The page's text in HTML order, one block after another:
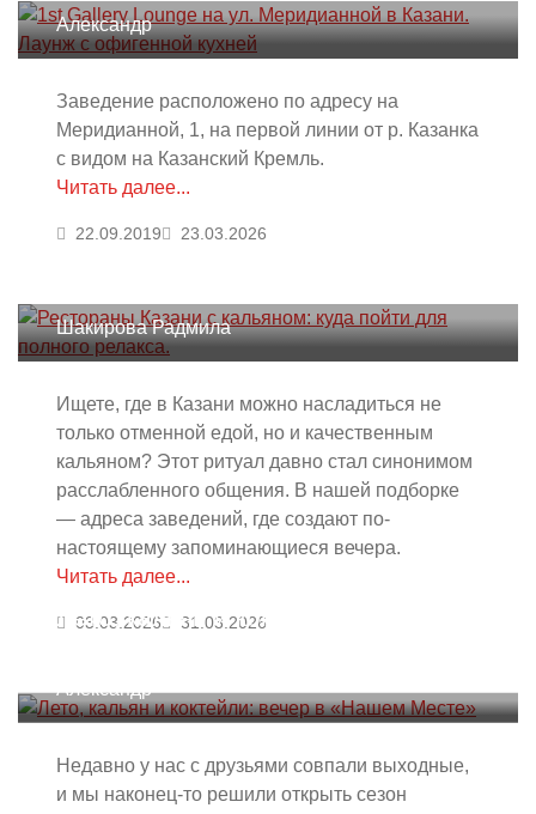
Александр
Заведение расположено по адресу на
Меридианной, 1, на первой линии от р. Казанка
с видом на Казанский Кремль.
Читать далее...
22.09.2019 23.03.2026
Шакирова Радмила
Ищете, где в Казани можно насладиться не
только отменной едой, но и качественным
кальяном? Этот ритуал давно стал синонимом
расслабленного общения. В нашей подборке
— адреса заведений, где создают по-
настоящему запоминающиеся вечера.
Читать далее...
03.03.2026 31.03.2026
Лето, кальян и коктейли: вечер в
Александр
Недавно у нас с друзьями совпали выходные,
и мы наконец-то решили открыть сезон